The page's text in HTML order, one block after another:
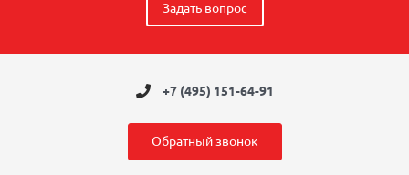
Задать вопрос
+7 (495) 151-64-91
Обратный звонок